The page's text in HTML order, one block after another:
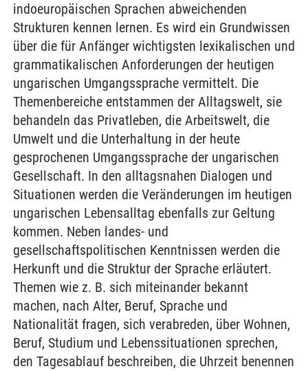
indoeuropäischen Sprachen abweichenden
Strukturen kennen lernen. Es wird ein Grundwissen
über die für Anfänger wichtigsten lexikalischen und
grammatikalischen Anforderungen der heutigen
ungarischen Umgangssprache vermittelt. Die
Themenbereiche entstammen der Alltagswelt, sie
behandeln das Privatleben, die Arbeitswelt, die
Umwelt und die Unterhaltung in der heute
gesprochenen Umgangssprache der ungarischen
Gesellschaft. In den alltagsnahen Dialogen und
Situationen werden die Veränderungen im heutigen
ungarischen Lebensalltag ebenfalls zur Geltung
kommen. Neben landes- und
gesellschaftspolitischen Kenntnissen werden die
Herkunft und die Struktur der Sprache erläutert.
Themen wie z. B. sich miteinander bekannt
machen, nach Alter, Beruf, Sprache und
Nationalität fragen, sich verabreden, über Wohnen,
Beruf, Studium und Lebenssituationen sprechen,
den Tagesablauf beschreiben, die Uhrzeit benennen